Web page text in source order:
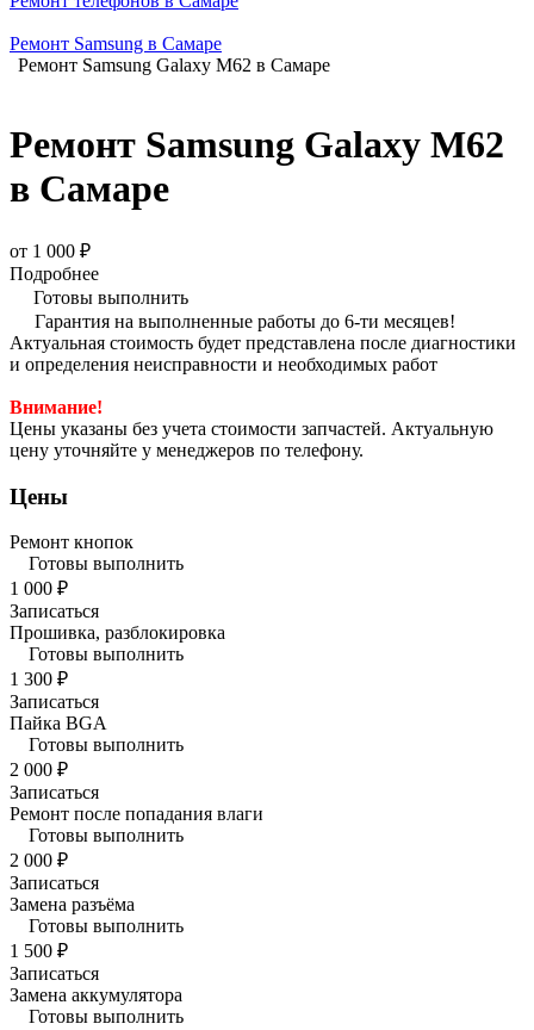
Ремонт Samsung в Самаре
Ремонт Samsung Galaxy M62 в Самаре
Ремонт Samsung Galaxy M62
в Самаре
от 1 000 ₽
Подробнее
Готовы выполнить
Гарантия на выполненные работы до 6-ти месяцев!
Актуальная стоимость будет представлена после диагностики
и определения неисправности и необходимых работ
Внимание!
Цены указаны без учета стоимости запчастей. Актуальную
цену уточняйте у менеджеров по телефону.
Цены
Ремонт кнопок
Готовы выполнить
1 000 ₽
Записаться
Прошивка, разблокировка
Готовы выполнить
1 300 ₽
Записаться
Пайка BGA
Готовы выполнить
2 000 ₽
Записаться
Ремонт после попадания влаги
Готовы выполнить
2 000 ₽
Записаться
Замена разъёма
Готовы выполнить
1 500 ₽
Записаться
Замена аккумулятора
Готовы выполнить